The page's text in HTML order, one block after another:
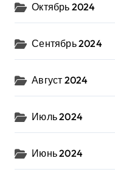
Октябрь 2024
Сентябрь 2024
Август 2024
Июль 2024
Июнь 2024